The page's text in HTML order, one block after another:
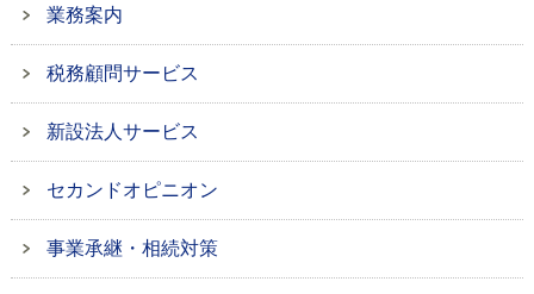
業務案内
税務顧問サービス
新設法人サービス
セカンドオピニオン
事業承継・相続対策